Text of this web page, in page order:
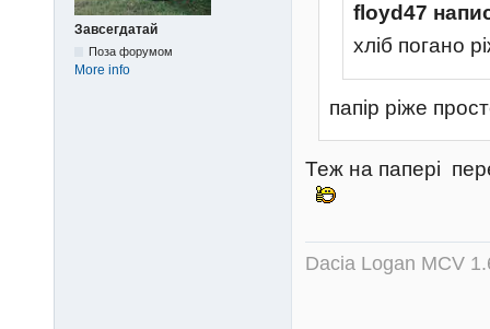
Завсегдатай
Поза форумом
More info
floyd47
хліб погано
папір ріже
Теж на папері
Dacia Logan MCV